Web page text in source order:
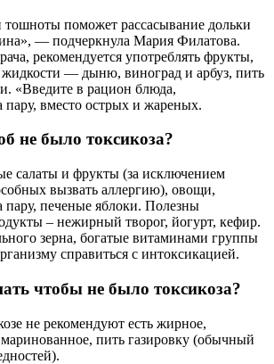
тошноты поможет рассасывание дольки
— подчеркнула Мария Филатова.
рекомендуется употреблять фрукты,
— дыню, виноград и арбуз, пить
«Введите в рацион блюда,
пару, вместо острых и жареных.
не было токсикоза?
салаты и фрукты (за исключением
вызвать аллергию), овощи,
пару, печеные яблоки. Полезны
– нежирный творог, йогурт, кефир.
зерна, богатые витаминами группы
справиться с интоксикацией.
чтобы не было токсикоза?
не рекомендуют есть жирное,
пить газировку (обычный